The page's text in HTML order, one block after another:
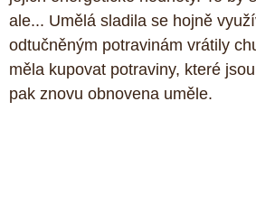
ale... Umělá sladila se hojně
odtučněným potravinám vrátily
měla kupovat potraviny, které
pak znovu obnovena uměle.